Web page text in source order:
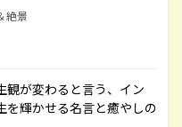
絶景
観が変わると言う、イン
を輝かせる名言と癒やしの